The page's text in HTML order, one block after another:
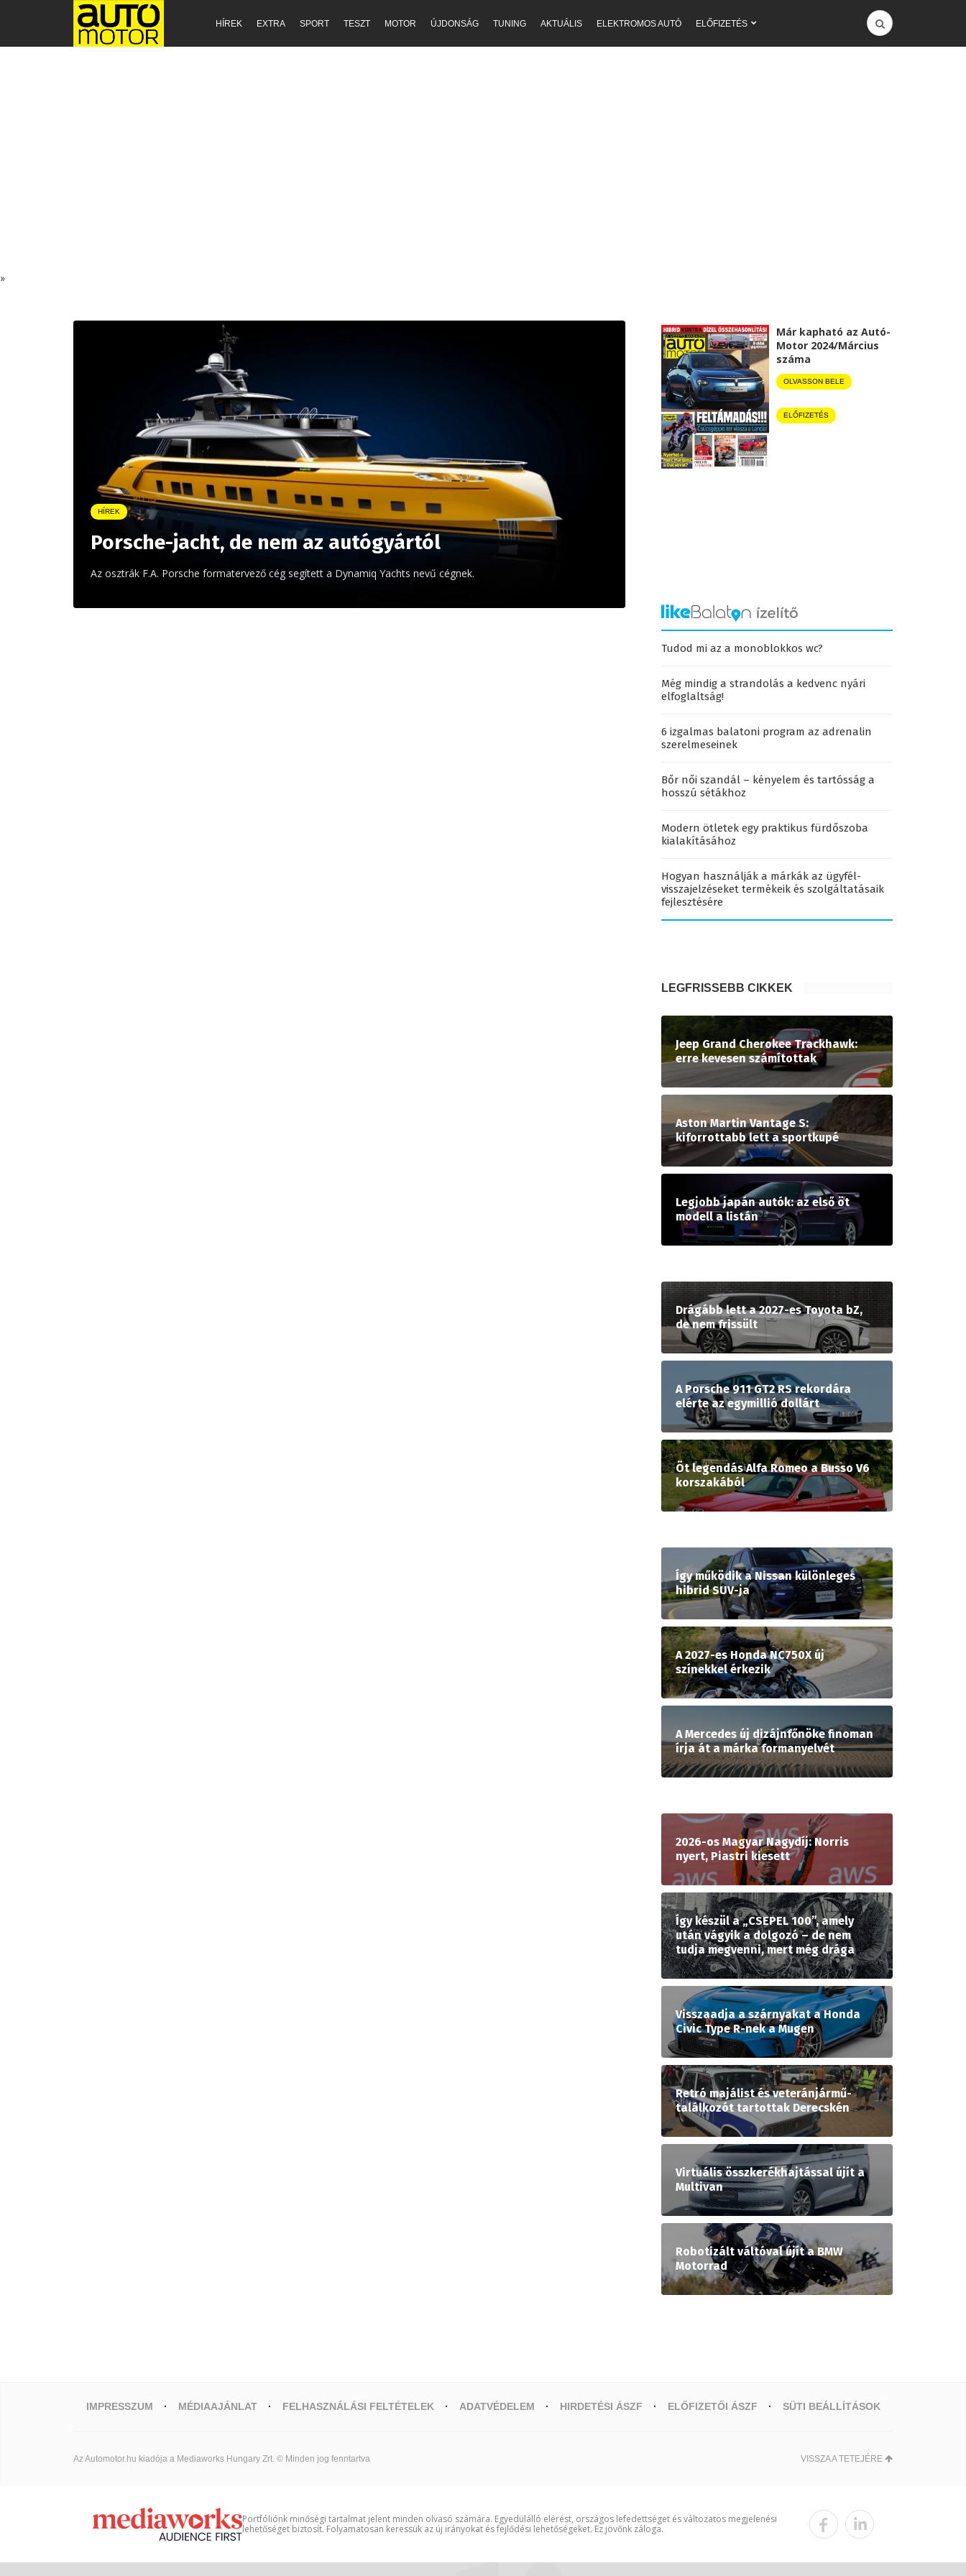
HÍREK EXTRA SPORT TESZT MOTOR ÚJDONSÁG TUNING AKTUÁLIS ELEKTROMOS AUTÓ ELŐFIZETÉS
»
HÍREK
Porsche-jacht, de nem az autógyártól
Az osztrák F.A. Porsche formatervező cég segített a Dynamiq Yachts nevű cégnek.
Már kapható az Autó-
Motor 2024/Március
száma
OLVASSON BELE
ELŐFIZETÉS
Tudod mi az a monoblokkos wc?
Még mindig a strandolás a kedvenc nyári
elfoglaltság!
6 izgalmas balatoni program az adrenalin
szerelmeseinek
Bőr női szandál – kényelem és tartósság a
hosszú sétákhoz
Modern ötletek egy praktikus fürdőszoba
kialakításához
Hogyan használják a márkák az ügyfél-
visszajelzéseket termékeik és szolgáltatásaik
fejlesztésére
LEGFRISSEBB CIKKEK
Jeep Grand Cherokee Trackhawk:
erre kevesen számítottak
Aston Martin Vantage S:
kiforrottabb lett a sportkupé
Legjobb japán autók: az első öt
modell a listán
Drágább lett a 2027-es Toyota bZ,
de nem frissült
A Porsche 911 GT2 RS rekordára
elérte az egymillió dollárt
Öt legendás Alfa Romeo a Busso V6
korszakából
Így működik a Nissan különleges
hibrid SUV-ja
A 2027-es Honda NC750X új
színekkel érkezik
A Mercedes új dizájnfőnöke finoman
írja át a márka formanyelvét
2026-os Magyar Nagydíj: Norris
nyert, Piastri kiesett
Így készül a „CSEPEL 100”, amely
után vágyik a dolgozó – de nem
tudja megvenni, mert még drága
Visszaadja a szárnyakat a Honda
Civic Type R-nek a Mugen
Retró majálist és veteránjármű-
találkozót tartottak Derecskén
Virtuális összkerékhajtással újít a
Multivan
Robotizált váltóval újít a BMW
Motorrad
IMPRESSZUM MÉDIAAJÁNLAT FELHASZNÁLÁSI FELTÉTELEK ADATVÉDELEM HIRDETÉSI ÁSZF ELŐFIZETŐI ÁSZF SÜTI BEÁLLÍTÁSOK
Az Automotor.hu kiadója a Mediaworks Hungary Zrt. © Minden jog fenntartva VISSZA A TETEJÉRE
Portfóliónk minőségi tartalmat jelent minden olvasó számára. Egyedülálló elérést, országos lefedettséget és változatos megjelenési
lehetőséget biztosít. Folyamatosan keressük az új irányokat és fejlődési lehetőségeket. Ez jövőnk záloga.